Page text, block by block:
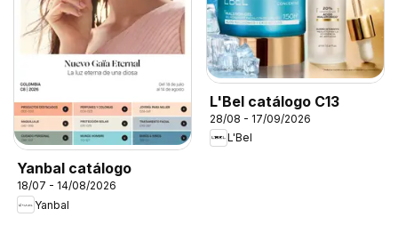
Yanbal catálogo
18/07 - 14/08/2026
Yanbal
L'Bel catálogo C13
28/08 - 17/09/2026
L'Bel